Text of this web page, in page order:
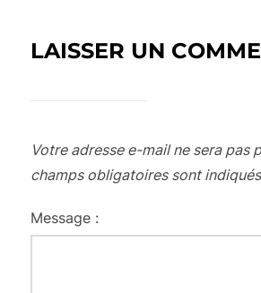
LAISSER UN
Votre adresse e-mail ne sera pas
champs obligatoires sont
Message :